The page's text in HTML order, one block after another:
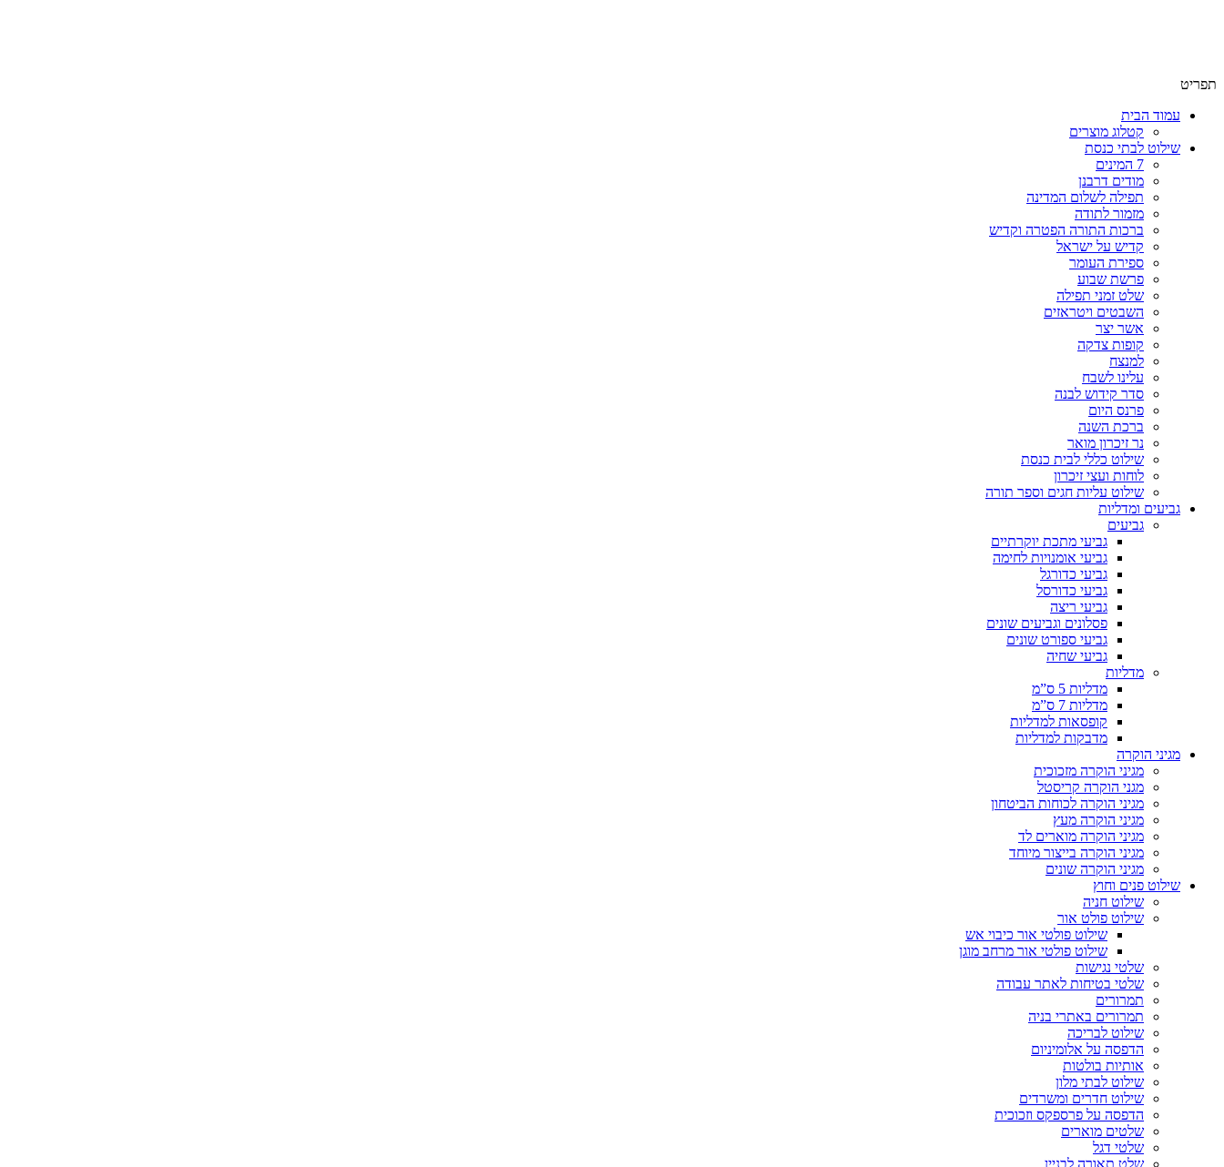
תפריט
עמוד הבית
קטלוג מוצרים
שילוט לבתי כנסת
7 המינים
מודים דרבנן
תפילה לשלום המדינה
מזמור לתודה
ברכות התורה הפטרה וקדיש
קדיש על ישראל
ספירת העומר
פרשת שבוע
שלט זמני תפילה
השבטים ויטראזים
אשר יצר
קופות צדקה
למנצח
עלינו לשבח
סדר קידוש לבנה
פרנס היום
ברכת השנה
נר זיכרון מואר
שילוט כללי לבית כנסת
לוחות ועצי זיכרון
שילוט עליות חגים וספר תורה
גביעים ומדליות
גביעים
גביעי מתכת יוקרתיים
גביעי אומנויות לחימה
גביעי כדורגל
גביעי כדורסל
גביעי ריצה
פסלונים וגביעים שונים
גביעי ספורט שונים
גביעי שחיה
מדליות
מדליות 5 ס”מ
מדליות 7 ס”מ
קופסאות למדליות
מדבקות למדליות
מגיני הוקרה
מגיני הוקרה מזכוכית
מגני הוקרה קריסטל
מגיני הוקרה לכוחות הביטחון
מגיני הוקרה מעץ
מגיני הוקרה מוארים לד
מגיני הוקרה בייצור מיוחד
מגיני הוקרה שונים
שילוט פנים וחוץ
שילוט חניה
שילוט פולט אור
שילוט פולטי אור כיבוי אש
שילוט פולטי אור מרחב מוגן
שלטי נגישות
שלטי בטיחות לאתר עבודה
תמרורים
תמרורים באתרי בניה
שילוט לבריכה
הדפסה על אלומיניום
אותיות בולטות
שילוט לבתי מלון
שילוט חדרים ומשרדים
הדפסה על פרספקס וזכוכית
שלטים מוארים
שלטי דגל
שלט תאורה לבניין